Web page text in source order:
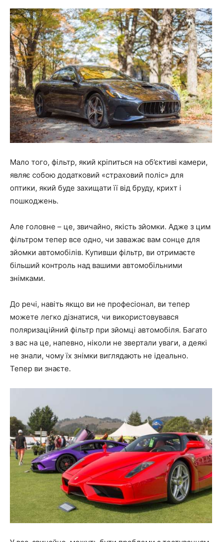
Мало того, фільтр, який кріпиться на об’єктиві камери,
являє собою додатковий «страховий поліс» для
оптики, який буде захищати її від бруду, крихт і
пошкоджень.
Але головне – це, звичайно, якість зйомки. Адже з цим
фільтром тепер все одно, чи заважає вам сонце для
зйомки автомобілів. Купивши фільтр, ви отримаєте
більший контроль над вашими автомобільними
знімками.
До речі, навіть якщо ви не професіонал, ви тепер
можете легко дізнатися, чи використовувався
поляризаційний фільтр при зйомці автомобіля. Багато
з вас на це, напевно, ніколи не звертали уваги, а деякі
не знали, чому їх знімки виглядають не ідеально.
Тепер ви знаєте.